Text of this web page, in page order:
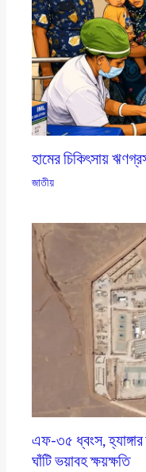
হামের চিকিৎসায়
জাতীয়
এফ-৩৫ ধ্বংস, হ্যাঙ্গার
ঘাঁটি ভয়াবহ ক্ষয়ক্ষতি